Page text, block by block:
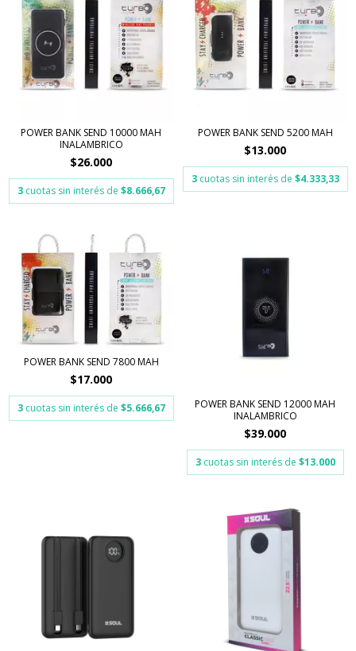
POWER BANK SEND 10000 MAH
INALAMBRICO
$26.000
3 cuotas sin interés de $8.666,67
POWER BANK SEND 5200 MAH
$13.000
3 cuotas sin interés de $4.333,33
POWER BANK SEND 7800 MAH
$17.000
3 cuotas sin interés de $5.666,67
POWER BANK SEND 12000 MAH
INALAMBRICO
$39.000
3 cuotas sin interés de $13.000